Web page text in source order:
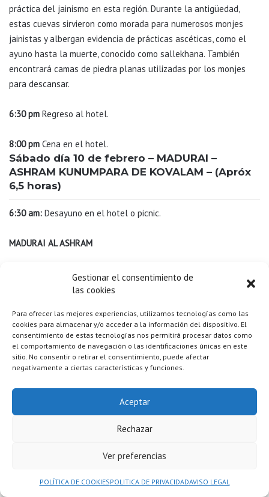
Gestionar el consentimiento de
las cookies
Para ofrecer las mejores experiencias, utilizamos tecnologías como las
cookies para almacenar y/o acceder a la información del dispositivo. El
consentimiento de estas tecnologías nos permitirá procesar datos como
el comportamiento de navegación o las identificaciones únicas en este
sitio. No consentir o retirar el consentimiento, puede afectar
negativamente a ciertas características y funciones.
Aceptar
Rechazar
Ver preferencias
POLÍTICA DE COOKIESPOLITICA DE PRIVACIDADAVISO LEGAL
práctica del jainismo en esta región. Durante la antigüedad,
estas cuevas sirvieron como morada para numerosos monjes
jainistas y albergan evidencia de prácticas ascéticas, como el
ayuno hasta la muerte, conocido como sallekhana. También
encontrará camas de piedra planas utilizadas por los monjes
para descansar.
6:30 pm Regreso al hotel.
8:00 pm Cena en el hotel.
Sábado día 10 de febrero – MADURAI –
ASHRAM KUNUMPARA DE KOVALAM – (Apróx
6,5 horas)
6:30 am: Desayuno en el hotel o picnic.
MADURAI AL ASHRAM
, nos trasladaremos de Madurai al Ashram.
3:00 pm:Realice el proceso de registro en el Ashram. Un Ashram
es un refugio espiritual donde se imparten las enseñanzas del
hinduismo, el yoga y la filosofía del yoga. Este Ashram está
ofrece vistas al mar en la distancia.
: Visitaremos el pequeño templo y disfrutaremos de la
Kalari, las artes marciales tradicionales de Kerala, en el Ashram.